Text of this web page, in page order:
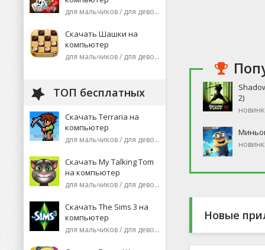
для мальчиков / для девочек
Скачать Шашки на
компьютер
для мальчиков / для девочек
ТОП бесплатных
Скачать Terraria на
компьютер
для мальчиков / для девочек
Скачать My Talking Tom
на компьютер
для мальчиков / для девочек
Скачать The Sims 3 на
компьютер
для мальчиков / для девочек
2)
Новые